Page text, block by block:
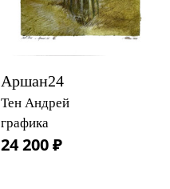
Аршан24
Тен Андрей
графика
24 200 ₽